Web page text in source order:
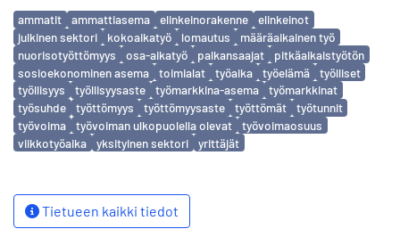
Avainsanat
ammatit ammattiasema elinkeinorakenne
elinkeinot
julkinen sektori
kokoaikatyö lomautus
määräaikainen työ
nuorisotyöttömyys
osa-aikatyö palkansaajat
pitkäaikaistyötön
sosioekonominen asema
toimialat työaika työelämä
työlliset
työllisyys
työllisyysaste työmarkkina-asema
työmarkkinat
työsuhde
työttömyys työttömyysaste työttömät
työtunnit
työvoima
työvoiman ulkopuolella olevat
työvoimaosuus
viikkotyöaika
yksityinen sektori yrittäjät
Tietueen kaikki tiedot